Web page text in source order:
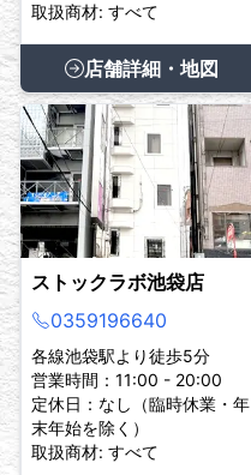
取扱商材: すべて
店舗詳細・地図
ストックラボ池袋店
0359196640
各線池袋駅より徒歩5分
営業時間：11:00 - 20:00
定休日：なし（臨時休業・年
末年始を除く）
取扱商材: すべて